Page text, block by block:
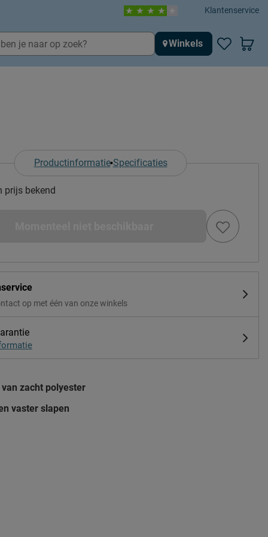
Klantenservice
Winkels
Productinformatie Specificaties
prijs bekend
op met één van onze winkels
zacht polyester
vaster slapen